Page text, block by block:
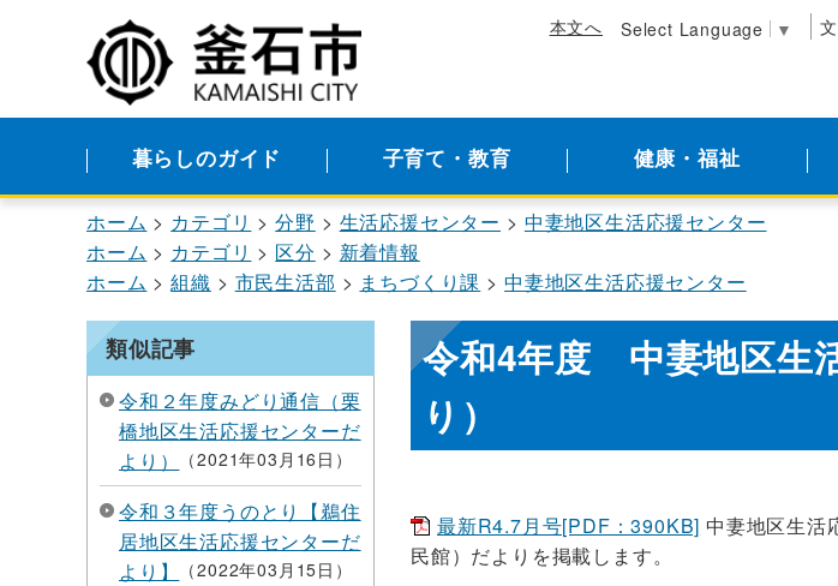
本文へ Select Language ▼
暮らしのガイド 子育て・教育 健康・福祉
ホーム カテゴリ 分野 生活応援センター
中妻地区生活応援センター
ホーム
カテゴリ 区分
新着情報
ホーム
組織 市民生活部 まちづくり課 中妻地区生活応援センター
類似記事
令和２年度みどり通信（栗
橋地区生活応援センターだ
より）
2021年03月16日
令和３年度うのとり【鵜住
居地区生活応援センターだ
より】
2022年03月15日
令和4年度 中妻地区生
り）
最新R4.7月号[PDF：390KB] 中妻地区生活
民館）だよりを掲載します。